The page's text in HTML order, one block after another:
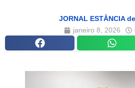
JORNAL ESTÂNCIA
janeiro 8, 2026